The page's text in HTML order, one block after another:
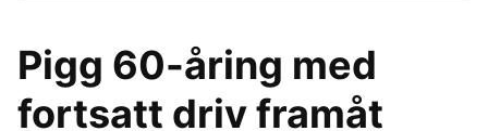
Pigg 60-åring med
fortsatt driv framåt